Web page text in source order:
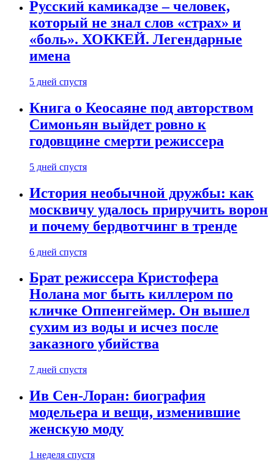
Русский камикадзе – человек,
который не знал слов «страх» и
«боль». ХОККЕЙ. Легендарные
имена
5 дней спустя
Книга о Кеосаяне под авторством
Симоньян выйдет ровно к
годовщине смерти режиссера
5 дней спустя
История необычной дружбы: как
москвичу удалось приручить ворон
и почему бердвотчинг в тренде
6 дней спустя
Брат режиссера Кристофера
Нолана мог быть киллером по
кличке Оппенгеймер. Он вышел
сухим из воды и исчез после
заказного убийства
7 дней спустя
Ив Сен-Лоран: биография
модельера и вещи, изменившие
женскую моду
1 неделя спустя